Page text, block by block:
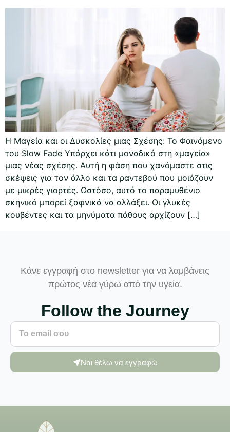
Η Μαγεία και οι Δυσκολίες μιας Σχέσης: Το Φαινόμενο
του Slow Fade Υπάρχει κάτι μοναδικό στη «μαγεία»
μιας νέας σχέσης. Αυτή η φάση που χανόμαστε στις
σκέψεις για τον άλλο και τα ραντεβού που μοιάζουν
με μικρές γιορτές. Ωστόσο, αυτό το παραμυθένιο
σκηνικό μπορεί ξαφνικά να αλλάξει. Οι γλυκές
κουβέντες και τα μηνύματα πάθους αρχίζουν […]
Κάνε εγγραφή στο newsletter για να λαμβάνεις
πρώτος νέα γύρω από την υγεία.
Follow the Journey
Ναι θέλω να εγγραφώ